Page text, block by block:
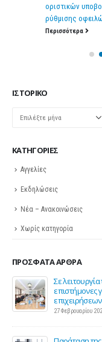
οριστικών
ρύθμισης
Περισσότερα
ΙΣΤΟΡΙΚΌ
Ιστορικό
KΑΤΗΓΟΡΊΕΣ
Αγγελίες
Εκδηλώσεις
Νέα – Ανακοινώσεις
Χωρίς κατηγορία
ΠΡΌΣΦΑΤΑ ΆΡΘΡΑ
Σε
επιστήμονες
επιχειρήσεων
27 Φεβρουαρίου